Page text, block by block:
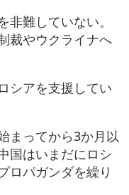
難していない。
裁やウクライナへ
シアを支援してい
まってから3か月以
国はいまだにロシ
ロパガンダを繰り